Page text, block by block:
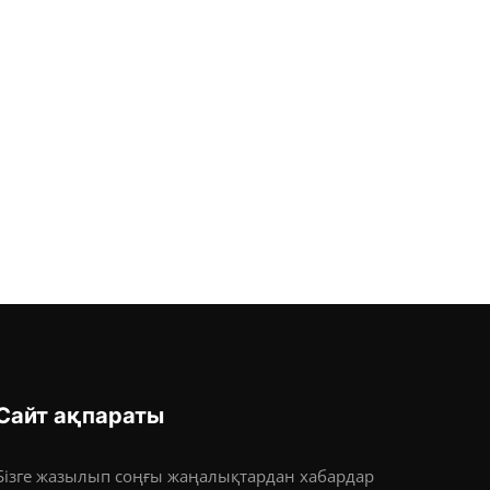
ақпараты
жазылып соңғы жаңалықтардан хабардар